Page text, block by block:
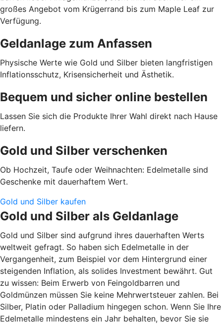
großes Angebot vom Krügerrand bis zum Maple Leaf zur
Verfügung.
Geldanlage zum Anfassen
Physische Werte wie Gold und Silber bieten langfristigen
Inflationsschutz, Krisensicherheit und Ästhetik.
Bequem und sicher online bestellen
Lassen Sie sich die Produkte Ihrer Wahl direkt nach Hause
liefern.
Gold und Silber verschenken
Ob Hochzeit, Taufe oder Weihnachten: Edelmetalle sind
Geschenke mit dauerhaftem Wert.
Gold und Silber kaufen
Gold und Silber als Geldanlage
Gold und Silber sind aufgrund ihres dauerhaften Werts
weltweit gefragt. So haben sich Edelmetalle in der
Vergangenheit, zum Beispiel vor dem Hintergrund einer
steigenden Inflation, als solides Investment bewährt. Gut
zu wissen: Beim Erwerb von Feingoldbarren und
Goldmünzen müssen Sie keine Mehrwertsteuer zahlen. Bei
Silber, Platin oder Palladium hingegen schon. Wenn Sie Ihre
Edelmetalle mindestens ein Jahr behalten, bevor Sie sie